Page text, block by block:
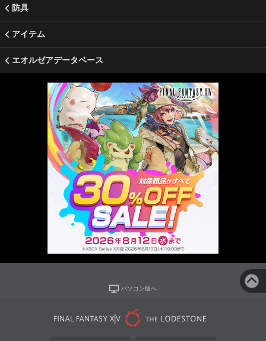
防具
アイテム
エオルゼアデータベース
パソコン版へ